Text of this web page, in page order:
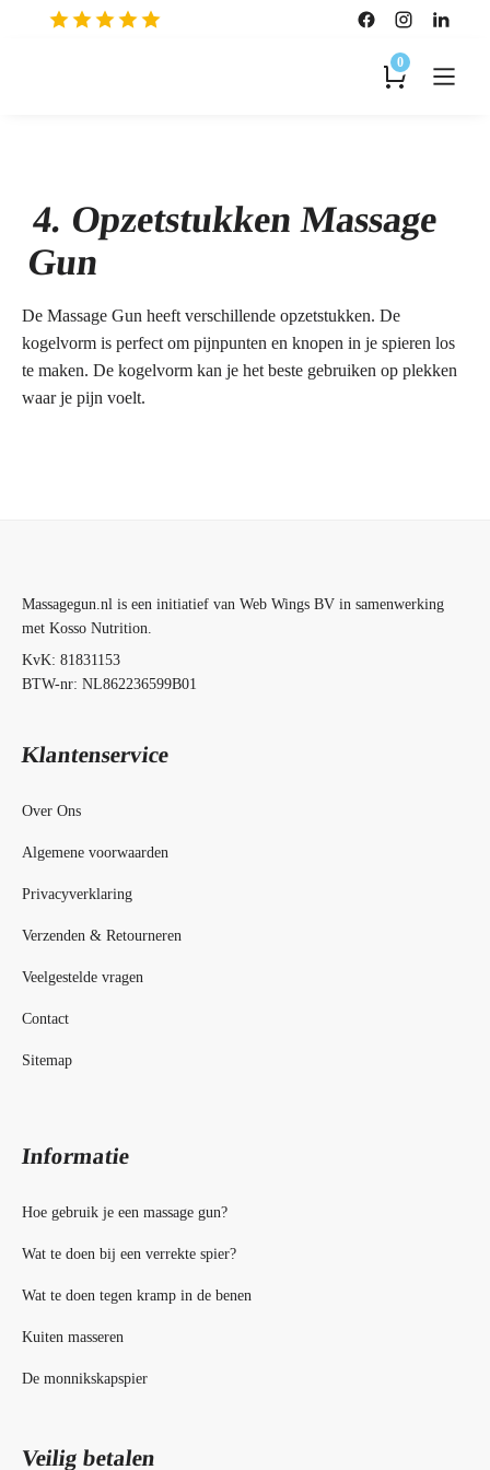
0
4. Opzetstukken Massage
Gun
De Massage Gun heeft verschillende opzetstukken. De
kogelvorm is perfect om pijnpunten en knopen in je spieren los
te maken. De kogelvorm kan je het beste gebruiken op plekken
waar je pijn voelt.
Massagegun.nl is een initiatief van Web Wings BV in samenwerking
met Kosso Nutrition.
KvK: 81831153
BTW-nr: NL862236599B01
Klantenservice
Over Ons
Algemene voorwaarden
Privacyverklaring
Verzenden & Retourneren
Veelgestelde vragen
Contact
Sitemap
Informatie
Hoe gebruik je een massage gun?
Wat te doen bij een verrekte spier?
Wat te doen tegen kramp in de benen
Kuiten masseren
De monnikskapspier
Veilig betalen